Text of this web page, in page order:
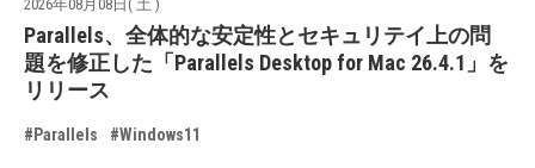
2026年08月08日( 土 )
Parallels、全体的な安定性とセキュリテイ上の問
題を修正した「Parallels Desktop for Mac 26.4.1」を
リリース
#Parallels #Windows11